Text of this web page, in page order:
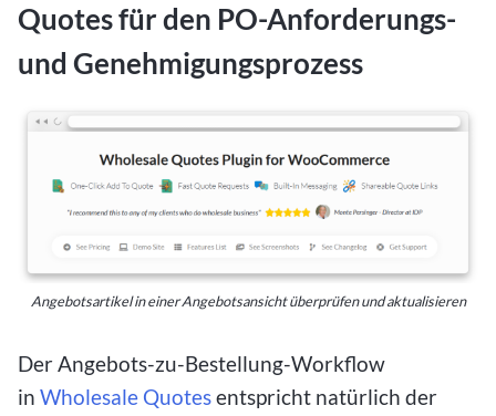
Quotes für den PO-Anforderungs-
und Genehmigungsprozess
Angebotsartikel in einer Angebotsansicht überprüfen und aktualisieren
Der Angebots-zu-Bestellung-Workflow
in Wholesale Quotesentspricht natürlich der